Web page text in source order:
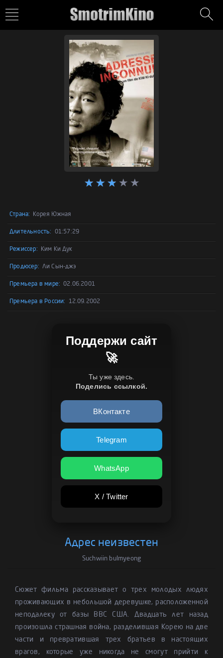
Страна: Корея Южная
Длительность: 01:57:29
Режиссер: Ким Ки Дук
Продюсер: Ли Сын-джэ
Премьера в мире: 02.06.2001
Премьера в России: 12.09.2002
Поддержи сайт
🚀
Ты уже здесь.
Поделись ссылкой.
ВКонтакте
Telegram
WhatsApp
X / Twitter
Адрес неизвестен
Suchwiin bulmyeong
Сюжет фильма рассказывает о трех молодых людях
проживающих в небольшой деревушке, расположенной
неподалеку от базы ВВС США. Двадцать лет назад
произошла страшная война, разделившая Корею на две
части и превратившая трех братьев в настоящих
врагов, которые уже никогда не смогут прийти к